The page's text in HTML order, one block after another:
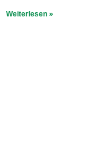
Weiterlesen »